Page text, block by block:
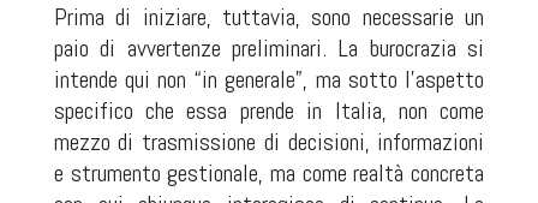
Prima di iniziare, tuttavia, sono necessarie un
paio di avvertenze preliminari. La burocrazia si
intende qui non “in generale”, ma sotto l'aspetto
specifico che essa prende in Italia, non come
mezzo di trasmissione di decisioni, informazioni
e strumento gestionale, ma come realtà concreta